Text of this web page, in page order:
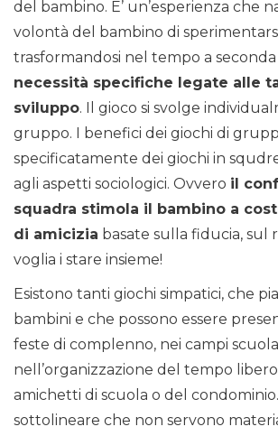
del bambino. E’ un’esperienza che
volontà del bambino di
trasformandosi nel tempo a
necessità specifiche legate alle
sviluppo. Il gioco si svolge
gruppo. I benefici dei giochi di
specificatamente dei giochi in
agli aspetti sociologici. Ovvero il
squadra stimola il bambino a
di amicizia basate sulla fiducia, sul
voglia i stare insieme!
Esistono tanti giochi simpatici, che
bambini e che possono essere
feste di complenno, nei campi
nell’organizzazione del tempo
amichetti di scuola o del
sottolineare che non servono